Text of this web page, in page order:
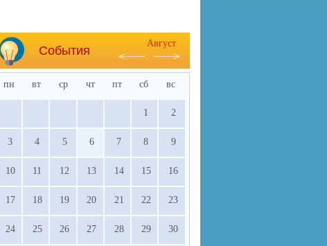
События
Август
пн вт ср чт пт сб вс
1 2
3 4 5 6 7 8 9
10 11 12 13 14 15 16
17 18 19 20 21 22 23
24 25 26 27 28 29 30